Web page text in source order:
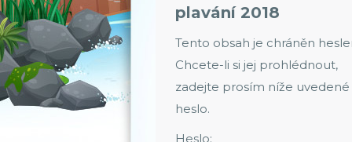
plavání 2018
Tento obsah je chráněn
Chcete-li si jej prohlédnout,
zadejte prosím níže uvedené
heslo.
Heslo: